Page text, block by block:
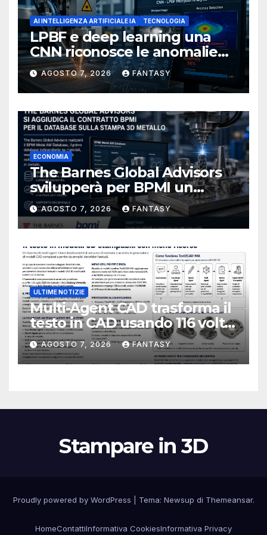
AI INTELLIGENZA ARTIFICIALE IA TECNOLOGIA
LPBF e deep learning una
CNN riconosce le anomalie
del bagno di fusione
AGOSTO 7, 2026 FANTASY
ECONOMIA
The Barnes Global Advisors
svilupperà per BPMI un
database per la stampa 3D
metallica destinata alla filiera
navale statunitense
AGOSTO 7, 2026 FANTASY
ULTIME NOTIZIE
Multi-Agent CAD trasforma il
testo in CAD usando 116 volte
meno token
AGOSTO 7, 2026 FANTASY
Stampare in 3D
Proudly powered by WordPress Tema: Newsup di Themeansar.
HomeContattiInformativa CookiesInformativa Privacy